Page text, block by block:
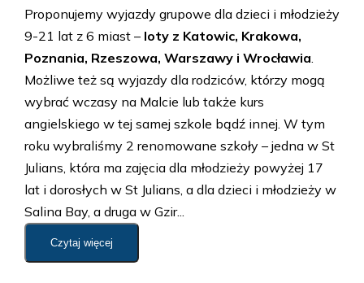
Proponujemy wyjazdy grupowe dla dzieci i młodzieży
9-21 lat z 6 miast – loty z Katowic, Krakowa,
Poznania, Rzeszowa, Warszawy i Wrocławia.
Możliwe też są wyjazdy dla rodziców, którzy mogą
wybrać wczasy na Malcie lub także kurs
angielskiego w tej samej szkole bądź innej. W tym
roku wybraliśmy 2 renomowane szkoły – jedna w St
Julians, która ma zajęcia dla młodzieży powyżej 17
lat i dorosłych w St Julians, a dla dzieci i młodzieży w
Salina Bay, a druga w Gzir...
Czytaj więcej